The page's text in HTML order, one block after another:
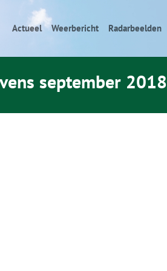
Actueel Weerbericht Radarbeelden
september 2018